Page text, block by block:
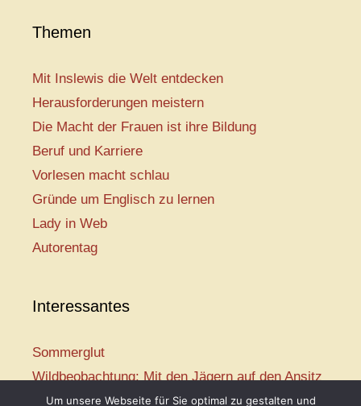
Themen
Mit Inslewis die Welt entdecken
Herausforderungen meistern
Die Macht der Frauen ist ihre Bildung
Beruf und Karriere
Vorlesen macht schlau
Gründe um Englisch zu lernen
Lady in Web
Autorentag
Interessantes
Sommerglut
Wildbeobachtung: Mit den Jägern auf den Ansitz
Mir ist so heiß
Um unsere Webseite für Sie optimal zu gestalten und